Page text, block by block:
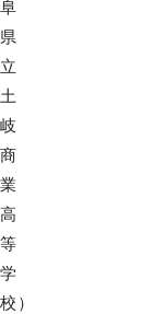
阜
県
立
土
岐
商
業
高
等
学
校）